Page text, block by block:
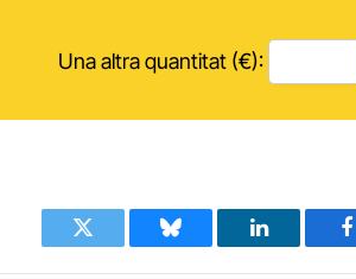
Una altra quantitat (€):
Twitter Bluesky LinkedIn